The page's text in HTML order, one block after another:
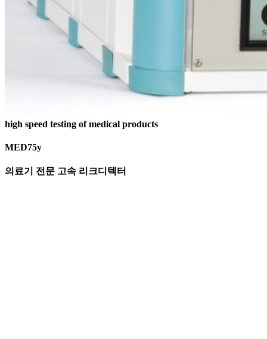
high speed testing of medical products
MED75y
의료기 전문 고속 리크디텍터